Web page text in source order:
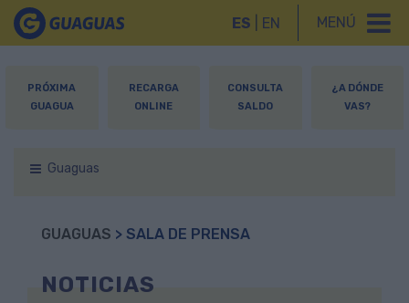
MENÚ
ES EN
PRÓXIMA
GUAGUA
RECARGA
ONLINE
CONSULTA
SALDO
¿A DÓNDE
VAS?
Guaguas
GUAGUAS > SALA DE PRENSA
NOTICIAS